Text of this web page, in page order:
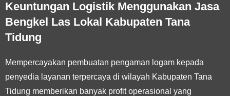
Keuntungan Logistik Menggunakan Jasa
Bengkel Las Lokal Kabupaten Tana
Tidung
Mempercayakan pembuatan pengaman logam kepada
penyedia layanan terpercaya di wilayah Kabupaten Tana
Tidung memberikan banyak profit operasional yang